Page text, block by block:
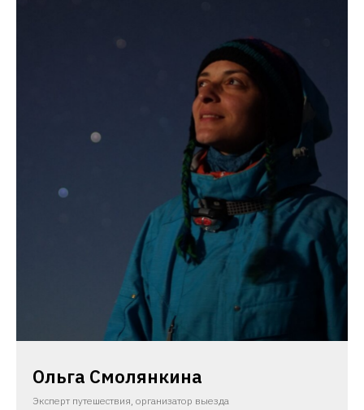
Ольга Смолянкина
Эксперт путешествия, организатор выезда